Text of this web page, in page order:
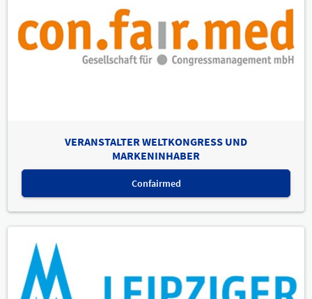
VERANSTALTER WELTKONGRESS UND
MARKENINHABER
Confairmed